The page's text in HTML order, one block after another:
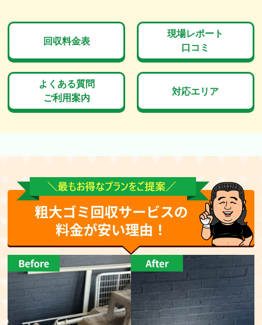
回収料金表
現場レポート
口コミ
よくある質問
ご利用案内
対応エリア